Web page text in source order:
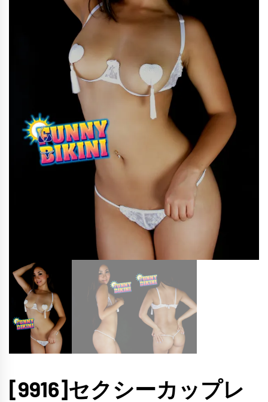
[9916]セクシーカップレ